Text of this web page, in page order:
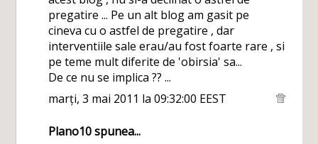
pregatire ... Pe un alt blog am gasit pe
cineva cu o astfel de pregatire , dar
interventiile sale erau/au fost foarte rare , si
pe teme mult diferite de 'obirsia' sa...
De ce nu se implica ?? ...
marți, 3 mai 2011 la 09:32:00 EEST
Plano10spunea...